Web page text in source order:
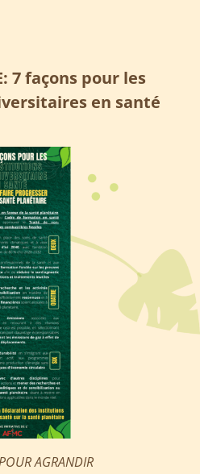
7 façons pour les
en santé
AGRANDIR